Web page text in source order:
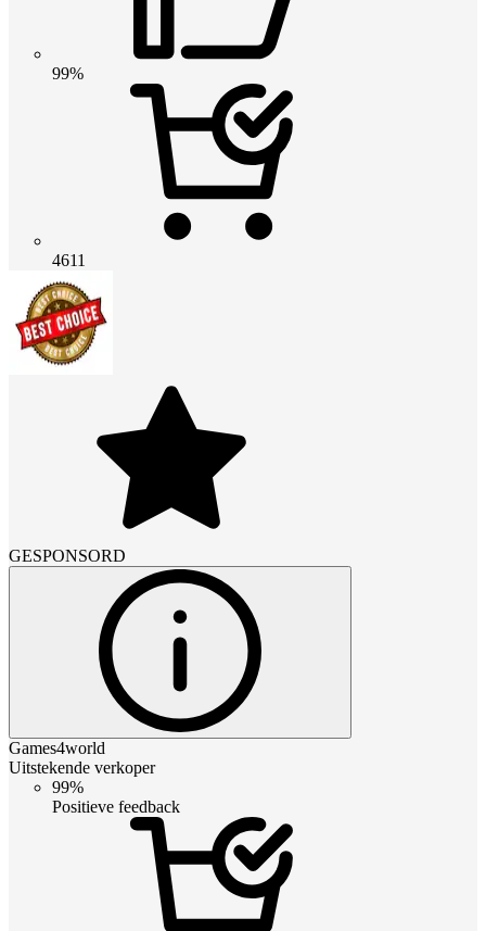
99%
4611
GESPONSORD
Games4world
Uitstekende verkoper
99%
Positieve feedback